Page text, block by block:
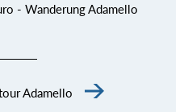
- Wanderung Adamello
Adamello